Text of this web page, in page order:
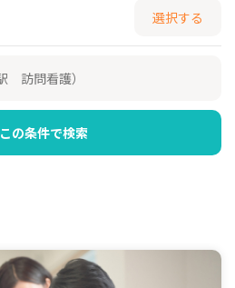
選択する
この条件で検索